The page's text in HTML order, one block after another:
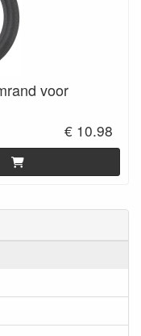
voor
€ 10.98